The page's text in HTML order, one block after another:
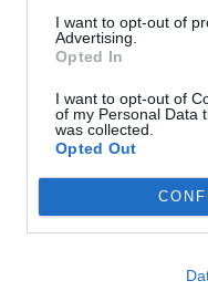
I want to opt-out of
Advertising.
Opted In
I want to opt-out of
of my Personal Data
was collected.
Opted Out